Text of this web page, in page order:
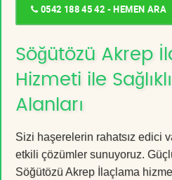
0542 188 45 42 - HEMEN ARA
Söğütözü Akrep
Hizmeti ile
Alanları
Sizi haşerelerin rahatsız edici
etkili çözümler sunuyoruz.
Söğütözü Akrep İlaçlama